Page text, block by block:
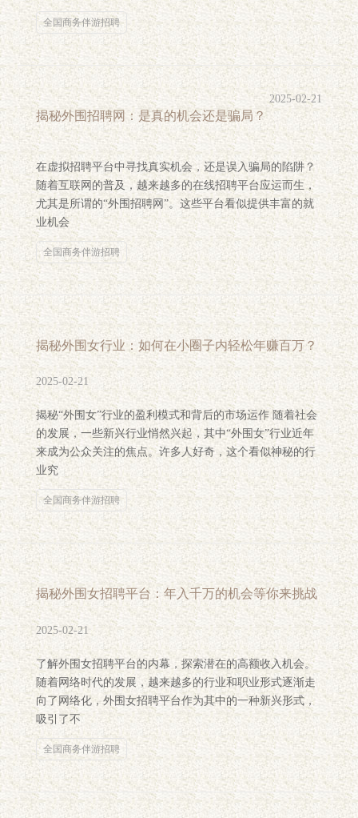
全国商务伴游招聘
揭秘外围招聘网：是真的机会还是骗局？
2025-02-21
在虚拟招聘平台中寻找真实机会，还是误入骗局的陷阱？
随着互联网的普及，越来越多的在线招聘平台应运而生，
尤其是所谓的“外围招聘网”。这些平台看似提供丰富的就
业机会
全国商务伴游招聘
揭秘外围女行业：如何在小圈子内轻松年赚百万？
2025-02-21
揭秘“外围女”行业的盈利模式和背后的市场运作 随着社会
的发展，一些新兴行业悄然兴起，其中“外围女”行业近年
来成为公众关注的焦点。许多人好奇，这个看似神秘的行
业究
全国商务伴游招聘
揭秘外围女招聘平台：年入千万的机会等你来挑战
2025-02-21
了解外围女招聘平台的内幕，探索潜在的高额收入机会。
随着网络时代的发展，越来越多的行业和职业形式逐渐走
向了网络化，外围女招聘平台作为其中的一种新兴形式，
吸引了不
全国商务伴游招聘